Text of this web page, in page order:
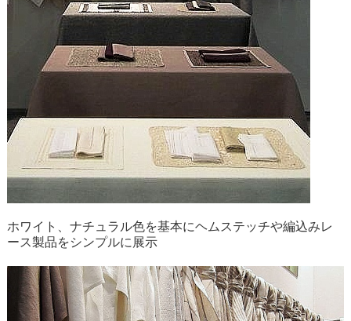
ホワイト、ナチュラル色を基本にヘムステッチや編込みレ
ース製品をシンプルに展示